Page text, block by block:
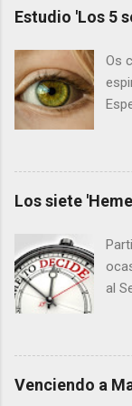
Estudio 'Los 5
Os
Los siete
al
6:8:
Venciendo a